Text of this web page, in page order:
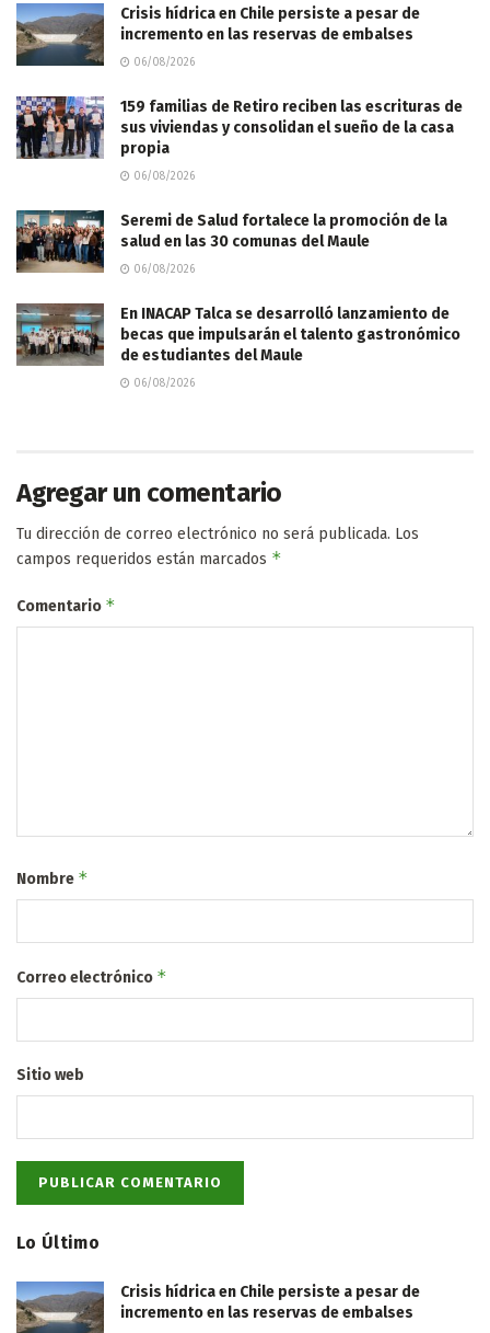
Crisis hídrica en Chile persiste a pesar de
incremento en las reservas de embalses
06/08/2026
159 familias de Retiro reciben las escrituras de
sus viviendas y consolidan el sueño de la casa
propia
06/08/2026
Seremi de Salud fortalece la promoción de la
salud en las 30 comunas del Maule
06/08/2026
En INACAP Talca se desarrolló lanzamiento de
becas que impulsarán el talento gastronómico
de estudiantes del Maule
06/08/2026
Agregar un comentario
Tu dirección de correo electrónico no será publicada. Los
campos requeridos están marcados *
Comentario *
Nombre *
Correo electrónico *
Sitio web
Lo Último
Crisis hídrica en Chile persiste a pesar de
incremento en las reservas de embalses